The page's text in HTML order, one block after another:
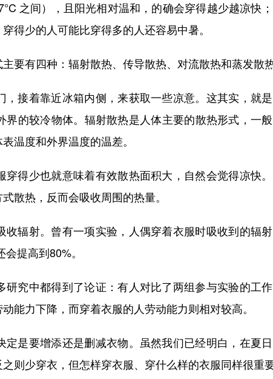
之间），且阳光相对温和，的确会穿得越少越凉快
得少的人可能比穿得多的人还容易中暑。
要有四种：辐射散热、传导散热、对流散热和蒸发散
接着靠近冰箱内侧，来获取一些凉意。这其实，就
的较冷物体。辐射散热是人体主要的散热形式，一
温度和外界温度的温差。
穿得少也就意味着有效散热面积大，自然会觉得凉快
散热，反而会吸收周围的热量。
收辐射。曾有一项实验，人偶穿着衣服时吸收到的辐
提高到80%。
究中都得到了论证：有人对比了两组参与实验的工
能力下降，而穿着衣服的人劳动能力则相对较高。
是要增添还是删减衣物。虽然我们已经明白，在夏
则少穿衣，但怎样穿衣服、穿什么样的衣服同样很重